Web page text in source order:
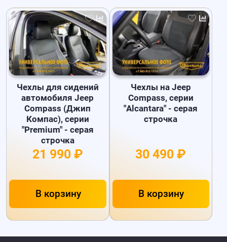
Чехлы для сидений
автомобиля Jeep
Compass (Джип
Компас), серии
"Premium" - серая
строчка
21 990 ₽
В корзину
Чехлы на Jeep
Compass, серии
"Alcantara" - серая
строчка
30 490 ₽
В корзину